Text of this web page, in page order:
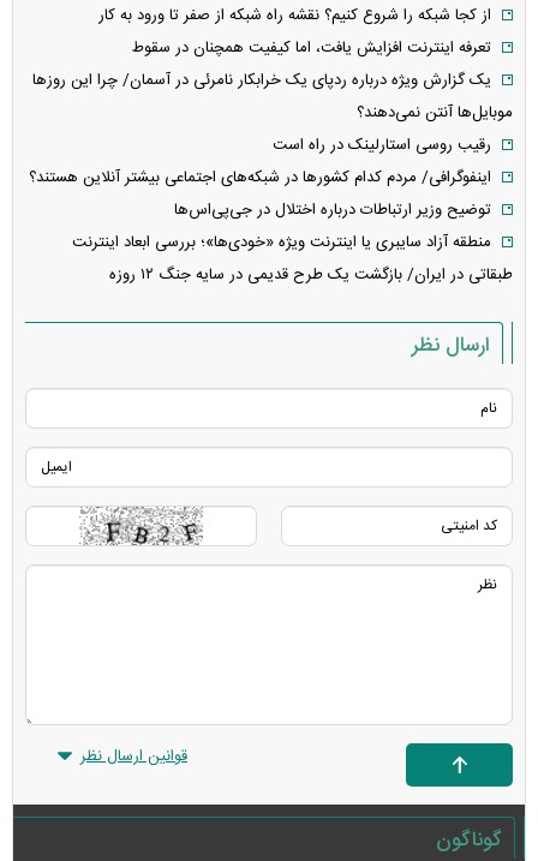
از کجا شبکه را شروع کنیم؟ نقشه راه شبکه از صفر تا ورود به کار
تعرفه اینترنت افزایش یافت، اما کیفیت همچنان در سقوط‌
یک گزارش ویژه درباره ردپای یک خرابکار نامرئی در آسمان/ چرا این روز‌ها
موبایل‌ها آنتن نمی‌دهند؟
رقیب روسی استارلینک در راه است
اینفوگرافی/ مردم کدام کشور‌ها در شبکه‌های اجتماعی بیشتر آنلاین هستند؟
توضیح وزیر ارتباطات درباره اختلال در جی‌پی‌اس‌ها
منطقه آزاد سایبری یا اینترنت ویژه «خودی‌ها»؛ بررسی ابعاد اینترنت
طبقاتی در ایران/ بازگشت یک طرح قدیمی در سایه جنگ ۱۲ روزه
ارسال نظر
قوانین ارسال نظر
گوناگون